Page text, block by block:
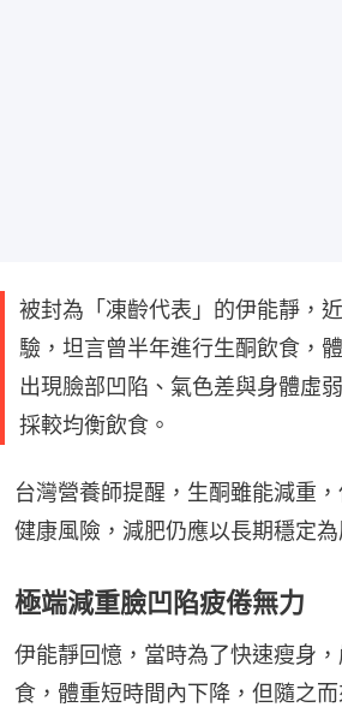
被封為「凍齡代表」的伊能靜，
驗，坦言曾半年進行生酮飲食，
出現臉部凹陷、氣色差與身體虛
採較均衡飲食。
台灣營養師提醒，生酮雖能減重
健康風險，減肥仍應以長期穩定為
極端減重臉凹陷疲倦無力
伊能靜回憶，當時為了快速瘦身
食，體重短時間內下降，但隨之